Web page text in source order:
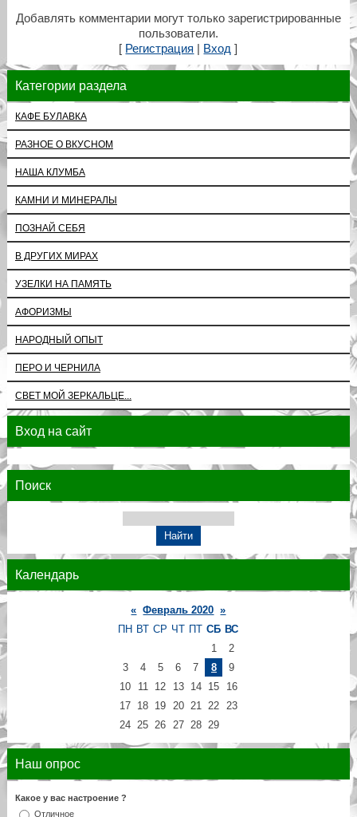
Добавлять комментарии могут только зарегистрированные
пользователи.
[ Регистрация Вход ]
Категории раздела
КАФЕ БУЛАВКА
РАЗНОЕ О ВКУСНОМ
НАША КЛУМБА
КАМНИ И МИНЕРАЛЫ
ПОЗНАЙ СЕБЯ
В ДРУГИХ МИРАХ
УЗЕЛКИ НА ПАМЯТЬ
АФОРИЗМЫ
НАРОДНЫЙ ОПЫТ
ПЕРО И ЧЕРНИЛА
СВЕТ МОЙ ЗЕРКАЛЬЦЕ...
Вход на сайт
Поиск
Календарь
« Февраль 2020 »
ПН ВТ СР ЧТ ПТ СБ ВС
1
2
3
4 5 6 7 8
9
10
11 12 13 14 15
16
17 18 19 20 21 22
23
24 25 26 27 28 29
Наш опрос
Какое у вас настроение ?
Отличное